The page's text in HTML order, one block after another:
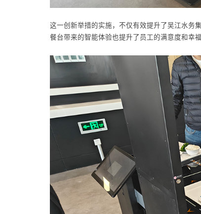
这一创新举措的实施，不仅有效提升了吴江水务
餐台带来的智能体验也提升了员工的满意度和幸